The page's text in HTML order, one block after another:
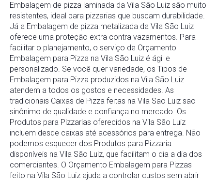
Embalagem de pizza laminada da Vila São Luiz são muito
resistentes, ideal para pizzarias que buscam durabilidade.
Já a Embalagem de pizza metalizada da Vila São Luiz
oferece uma proteção extra contra vazamentos. Para
facilitar o planejamento, o serviço de Orçamento
Embalagem para Pizza na Vila São Luiz é ágil e
personalizado. Se você quer variedade, os Tipos de
Embalagem para Pizza produzidos na Vila São Luiz
atendem a todos os gostos e necessidades. As
tradicionais Caixas de Pizza feitas na Vila São Luiz são
sinônimo de qualidade e confiança no mercado. Os
Produtos para Pizzarias oferecidos na Vila São Luiz
incluem desde caixas até acessórios para entrega. Não
podemos esquecer dos Produtos para Pizzaria
disponíveis na Vila São Luiz, que facilitam o dia a dia dos
comerciantes. O Orçamento Embalagem para Pizzas
feito na Vila São Luiz ajuda a controlar custos sem abrir